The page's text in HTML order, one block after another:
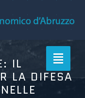
Toggle
IL
LA DIFESA